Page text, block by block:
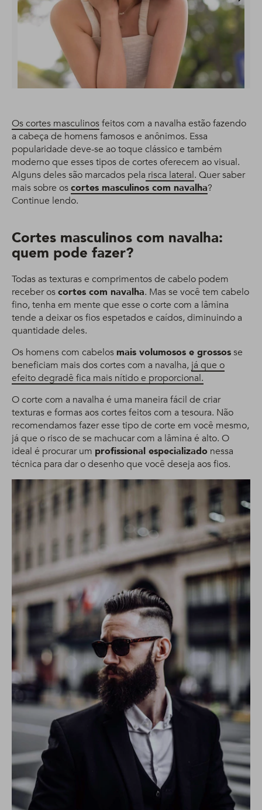
Os cortes masculinosfeitos com a navalha estão fazendo
a cabeça de homens famosos e anônimos. Essa
popularidade deve-se ao toque clássico e também
moderno que esses tipos de cortes oferecem ao visual.
Alguns deles são marcados pela risca lateral. Quer saber
mais sobre oscortes masculinos com navalha?
Continue lendo.
Cortes masculinos com navalha:
quem pode fazer?
Todas as texturas e comprimentos de cabelo podem
receber oscortes com navalha. Mas se você tem cabelo
fino, tenha em mente que esse o corte com a lâmina
tende a deixar os fios espetados e caídos, diminuindo a
quantidade deles.
Os homens com cabelosmais volumosos e grossosse
beneficiam mais dos cortes com a navalha, já que o
efeito degradê fica mais nítido e proporcional.
O corte com a navalha é uma maneira fácil de criar
texturas e formas aos cortes feitos com a tesoura. Não
recomendamos fazer esse tipo de corte em você mesmo,
já que o risco de se machucar com a lâmina é alto. O
ideal é procurar um profissional especializado nessa
técnica para dar o desenho que você deseja aos fios.